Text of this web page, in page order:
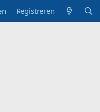
Registreren